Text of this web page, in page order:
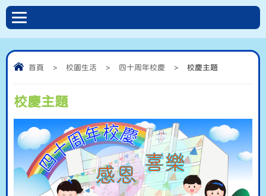
首頁 > 校園生活 > 四十周年校慶 > 校慶主題
校慶主題